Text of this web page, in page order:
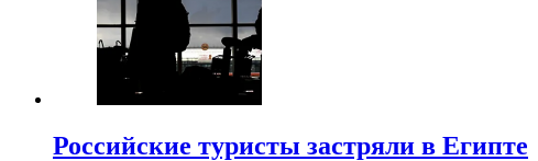
Российские туристы застряли в Египте